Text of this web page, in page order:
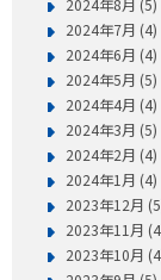
2024年7月 (4)
2024年6月 (4)
2024年5月 (5)
2024年4月 (4)
2024年3月 (5)
2024年2月 (4)
2024年1月 (4)
2023年12月
2023年11月
2023年10月